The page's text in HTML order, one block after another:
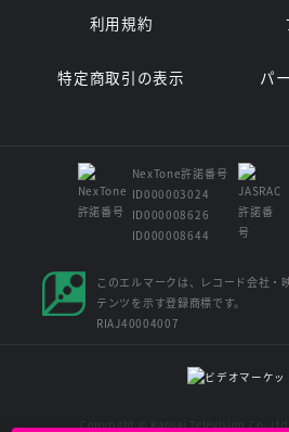
利用規約
特定商取引の表示
パ
NexTone許諾番号
ID000003024
ID000008626
ID000008644
このエルマークは、レコード会社・
テンツを示す登録商標です。
RIAJ40004007
Copyright © Kansai Television Co.